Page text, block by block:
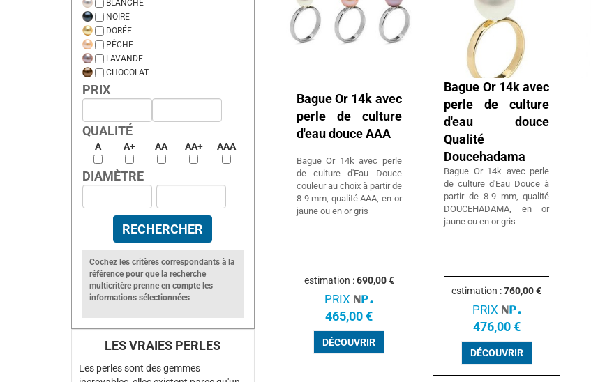
BLANCHE
NOIRE
DORÉE
PÊCHE
LAVANDE
CHOCOLAT
PRIX
QUALITÉ
A A+ AA AA+ AAA
DIAMÈTRE
Cochez les critères correspondants à la
référence pour que la recherche
multicritère prenne en compte les
informations sélectionnées
LES VRAIES PERLES
Les perles sont des gemmes
Bague Or 14k avec
perle de culture
d'eau douce AAA
Bague Or 14k avec perle
de culture d'Eau Douce
couleur au choix à partir de
8-9 mm, qualité AAA, en or
jaune ou en or gris
estimation :690,00 €
PRIX
465,00 €
DÉCOUVRIR
Bague Or 14k avec
perle de culture
d'eau douce
Qualité
Doucehadama
Bague Or 14k avec perle
de culture d'Eau Douce à
partir de 8-9 mm, qualité
DOUCEHADAMA, en or
jaune ou en or gris
estimation :760,00 €
PRIX
476,00 €
DÉCOUVRIR